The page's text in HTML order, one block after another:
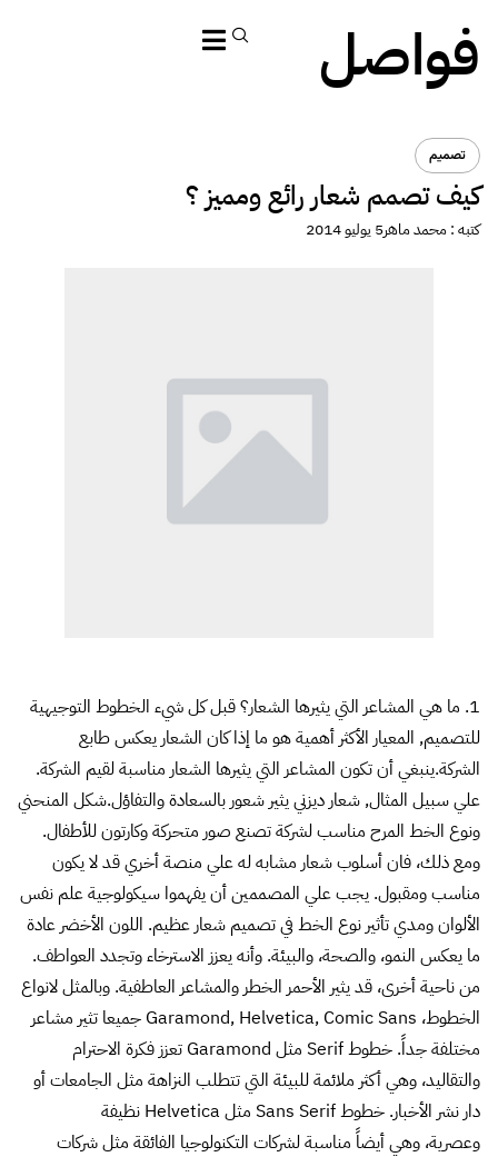
فواصل
تصميم
كيف تصمم شعار رائع ومميز ؟
كتبه :محمد ماهر5 يوليو 2014
1. ما هي المشاعر التي يثيرها الشعار؟ قبل كل شيء الخطوط التوجيهية
للتصميم, المعيار الأكثر أهمية هو ما إذا كان الشعار يعكس طابع
الشركة.ينبغي أن تكون المشاعر التي يثيرها الشعار مناسبة لقيم الشركة.
علي سبيل المثال, شعار ديزني يثير شعور بالسعادة والتفاؤل.شكل المنحني
ونوع الخط المرح مناسب لشركة تصنع صور متحركة وكارتون للأطفال.
ومع ذلك، فان أسلوب شعار مشابه له علي منصة أخري قد لا يكون
مناسب ومقبول. يجب علي المصممين أن يفهموا سيكولوجيةعلم نفس
الألوانومدي تأثير نوع الخط في تصميم شعار عظيم. اللون الأخضر عادة
ما يعكس النمو، والصحة، والبيئة. وأنه يعزز الاسترخاء وتجدد العواطف.
من ناحية أخرى، قد يثير الأحمر الخطر والمشاعر العاطفية. وبالمثل لانواع
الخطوط، Garamond, Helvetica, Comic Sans جميعا تثير مشاعر
مختلفة جداً. خطوط Serif مثل Garamond تعزز فكرة الاحترام
والتقاليد، وهي أكثر ملائمة للبيئة التي تتطلب النزاهة مثل الجامعات أو
دار نشر الأخبار. خطوط Sans Serif مثل Helvetica نظيفة
وعصرية، وهي أيضاً مناسبة لشركات التكنولوجيا الفائقة مثل شركات